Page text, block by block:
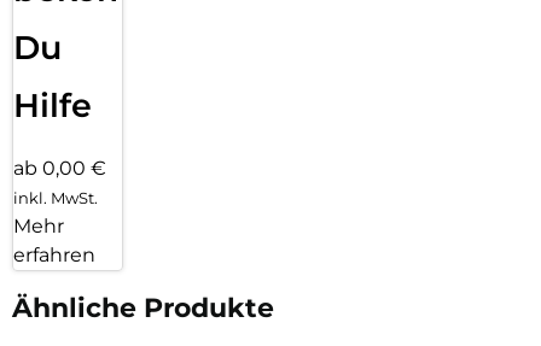
Du
Hilfe
ab 0,00 €
inkl. MwSt.
Mehr
erfahren
Ähnliche Produkte